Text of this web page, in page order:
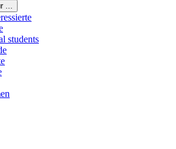
...
students